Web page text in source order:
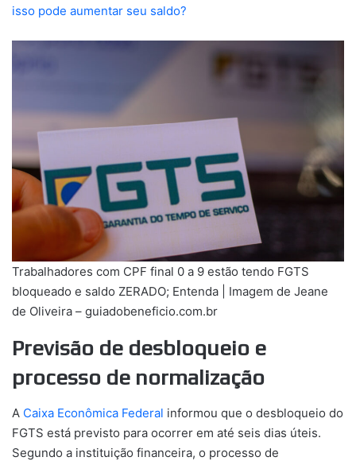
isso pode aumentar seu saldo?
Trabalhadores com CPF final 0 a 9 estão tendo FGTS
bloqueado e saldo ZERADO; Entenda | Imagem de Jeane
de Oliveira – guiadobeneficio.com.br
Previsão de desbloqueio e
processo de normalização
A Caixa Econômica Federal informou que o desbloqueio do
FGTS está previsto para ocorrer em até seis dias úteis.
Segundo a instituição financeira, o processo de